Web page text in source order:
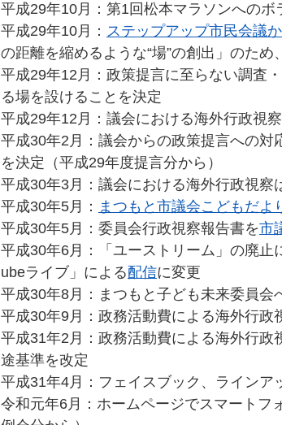
平成29年10月：第1回松本マラソンへのボ
平成29年10月： ステップアップ市民会議
の距離を縮めるような“場”の創出」のた
平成29年12月：政策提言に至らない調査
る場を設けることを決定
平成29年12月：議会における海外行政視
平成30年2月：議会からの政策提言への対
を決定（平成29年度提言分から）
平成30年3月：議会における海外行政視察
平成30年5月： まつもと市議会こどもだよ
平成30年5月：委員会行政視察報告書を市
平成30年6月：「ユーストリーム」の廃
ubeライブ」による配信に変更
平成30年8月：まつもと子ども未来委員会
平成30年9月：政務活動費による海外行
平成31年2月：政務活動費による海外行
途基準を改定
平成31年4月：フェイスブック、ライン
令和元年6月：ホームページでスマートフ